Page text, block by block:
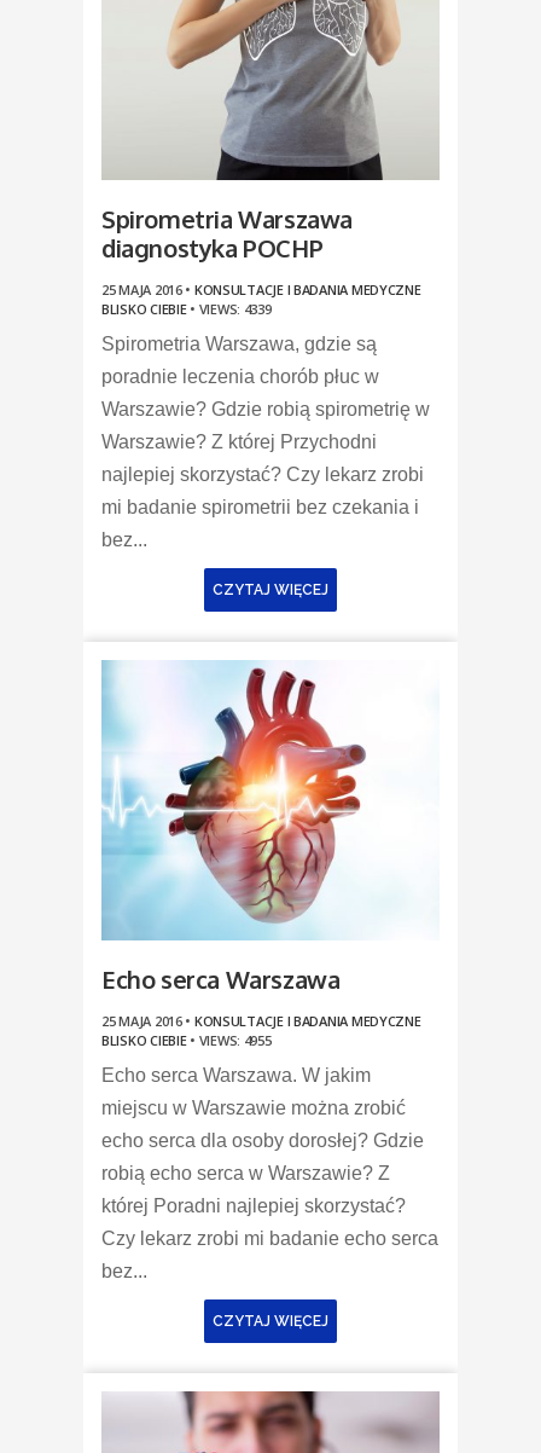
Spirometria Warszawa
diagnostyka POCHP
25 MAJA 2016 • KONSULTACJE I BADANIA MEDYCZNE
BLISKO CIEBIE• VIEWS: 4339
Spirometria Warszawa, gdzie są
poradnie leczenia chorób płuc w
Warszawie? Gdzie robią spirometrię w
Warszawie? Z której Przychodni
najlepiej skorzystać? Czy lekarz zrobi
mi badanie spirometrii bez czekania i
bez...
CZYTAJ WIĘCEJ
Echo serca Warszawa
25 MAJA 2016 • KONSULTACJE I BADANIA MEDYCZNE
BLISKO CIEBIE• VIEWS: 4955
Echo serca Warszawa. W jakim
miejscu w Warszawie można zrobić
echo serca dla osoby dorosłej? Gdzie
robią echo serca w Warszawie? Z
której Poradni najlepiej skorzystać?
Czy lekarz zrobi mi badanie echo serca
bez...
CZYTAJ WIĘCEJ